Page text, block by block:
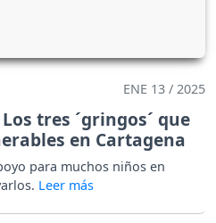
ENE 13 / 2025
tres ´gringos´ que
en Cartagena
para muchos niños en